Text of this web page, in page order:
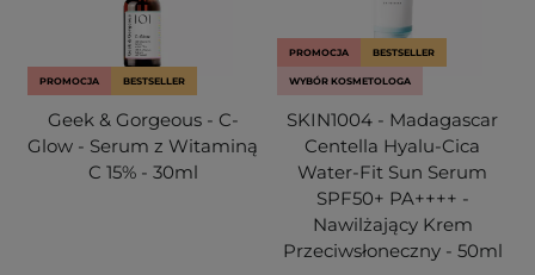
PROMOCJA BESTSELLER
Geek & Gorgeous - C-
Glow - Serum z Witaminą
C 15% - 30ml
PROMOCJA BESTSELLER
WYBÓR KOSMETOLOGA
SKIN1004 - Madagascar
Centella Hyalu-Cica
Water-Fit Sun Serum
SPF50+ PA++++ -
Nawilżający Krem
Przeciwsłoneczny - 50ml